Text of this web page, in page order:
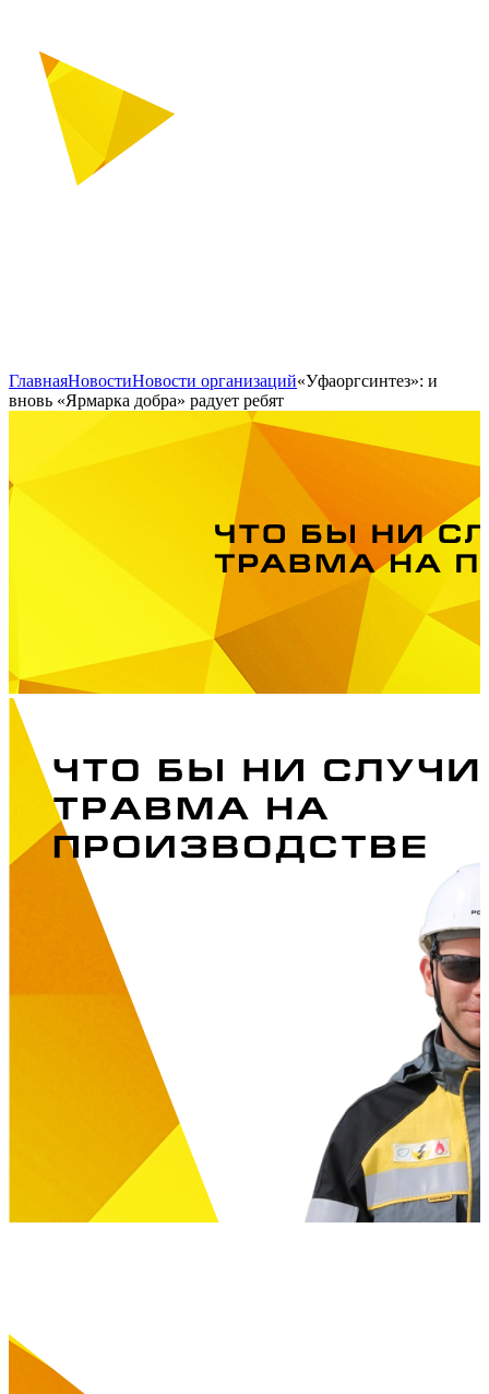
ГлавнаяНовостиНовости организаций«Уфаоргсинтез»: и
вновь «Ярмарка добра» радует ребят